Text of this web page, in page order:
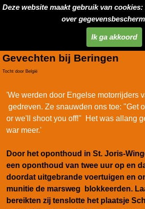
Deze website maakt gebruik van
over
Ik ga akkoord
Gevechten bij Beringen
Tocht door België
'We werden door Engelse motorrijders
gedreven. Ze snauwden ons toe: "Get
or we'll shoot you off!" Het was allang
war meer.'
Door het oponthoud in St. Joris-
een oponthoud van twee uur op en
doordat uitgebrande voertuigen en
munitie de marsweg blokkeerden.
bereikten zij tenslotte het plaatsje